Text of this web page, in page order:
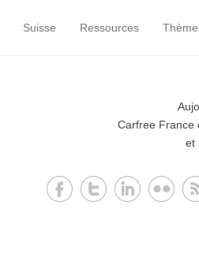
Suisse Ressources
Carfree France
et